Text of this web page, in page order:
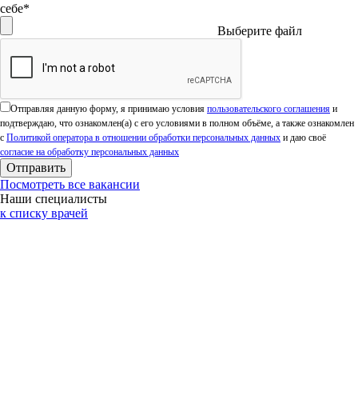
себе*
Выберите файл
Отправляя данную форму, я принимаю условия пользовательского соглашения и
подтверждаю, что ознакомлен(а) с его условиями в полном объёме, а также ознакомлен
с Политикой оператора в отношении обработки персональных данных и даю своё
согласие на обработку персональных данных
Посмотреть все вакансии
Наши специалисты
к списку врачей